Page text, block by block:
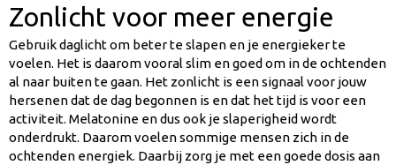
Zonlicht voor meer energie
Gebruik daglicht om beter te slapen en je energieker te
voelen. Het is daarom vooral slim en goed om in de ochtenden
al naar buiten te gaan. Het zonlicht is een signaal voor jouw
hersenen dat de dag begonnen is en dat het tijd is voor een
activiteit. Melatonine en dus ook je slaperigheid wordt
onderdrukt. Daarom voelen sommige mensen zich in de
ochtenden energiek. Daarbij zorg je met een goede dosis aan